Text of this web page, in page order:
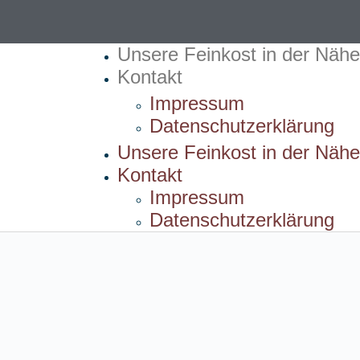
Unsere Feinkost in der Nähe
Kontakt
Impressum
Datenschutzerklärung
Unsere Feinkost in der Nähe
Kontakt
Impressum
Datenschutzerklärung